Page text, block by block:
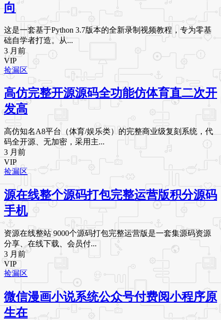
向
这是一套基于Python 3.7版本的全新录制视频教程，专为零基
础自学者打造。从...
3 月前
VIP
捡漏区
高仿完整开源源码全功能仿体育直二次开
发高
高仿知名A8平台（体育/娱乐类）的完整商业级复刻系统，代
码全开源、无加密，采用主...
3 月前
VIP
捡漏区
源在线整个源码打包完整运营版积分源码
手机
资源在线整站 9000个源码打包完整运营版是一套集源码资源
分享、在线下载、会员付...
3 月前
VIP
捡漏区
微信漫画小说系统公众号付费阅小程序原
生在